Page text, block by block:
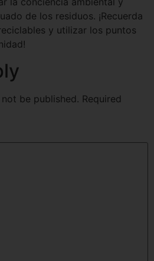
de los residuos. ¡Recuerda
y utilizar los puntos
be published. Required